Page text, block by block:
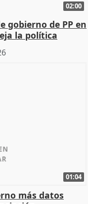
02:00
gobierno de PP en
la política
01:04
más datos